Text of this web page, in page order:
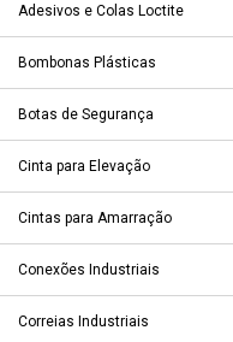
Adesivos e Colas Loctite
Bombonas Plásticas
Botas de Segurança
Cinta para Elevação
Cintas para Amarração
Conexões Industriais
Correias Industriais